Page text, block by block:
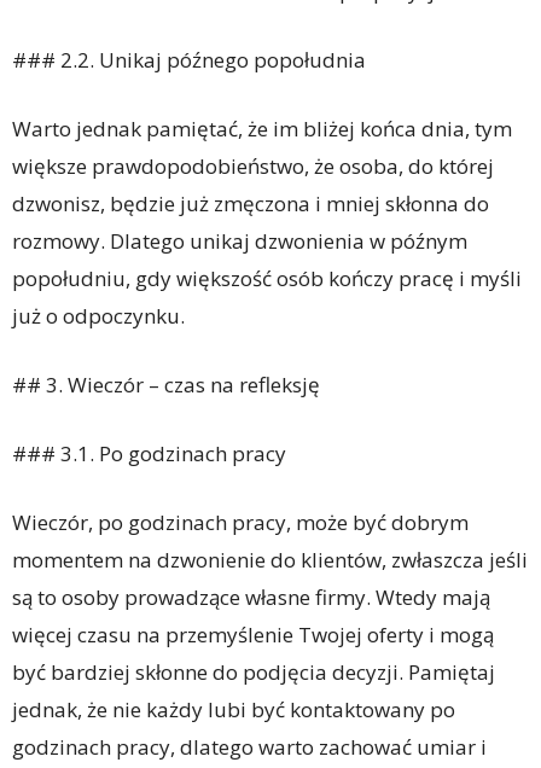
### 2.2. Unikaj późnego popołudnia
Warto jednak pamiętać, że im bliżej końca dnia, tym
większe prawdopodobieństwo, że osoba, do której
dzwonisz, będzie już zmęczona i mniej skłonna do
rozmowy. Dlatego unikaj dzwonienia w późnym
popołudniu, gdy większość osób kończy pracę i myśli
już o odpoczynku.
## 3. Wieczór – czas na refleksję
### 3.1. Po godzinach pracy
Wieczór, po godzinach pracy, może być dobrym
momentem na dzwonienie do klientów, zwłaszcza jeśli
są to osoby prowadzące własne firmy. Wtedy mają
więcej czasu na przemyślenie Twojej oferty i mogą
być bardziej skłonne do podjęcia decyzji. Pamiętaj
jednak, że nie każdy lubi być kontaktowany po
godzinach pracy, dlatego warto zachować umiar i